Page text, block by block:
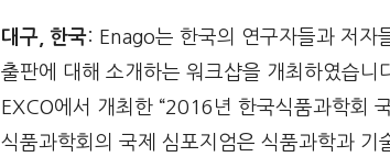
대구 , 한국: Enago는 한국의 연구자들과 저자
출판에 대해 소개하는 워크샵을 개최하였습니
EXCO에서 개최한 “2016년 한국식품과학회
식품과학회의 국제 심포지엄은 식품과학과